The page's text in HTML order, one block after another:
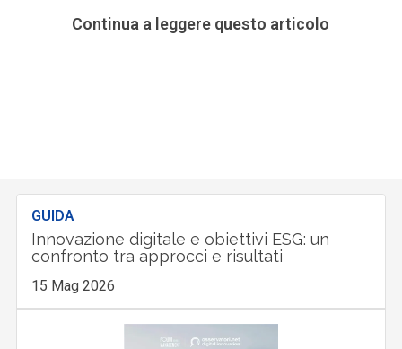
Continua a leggere questo articolo
GUIDA
Innovazione digitale e obiettivi ESG: un
confronto tra approcci e risultati
15 Mag 2026